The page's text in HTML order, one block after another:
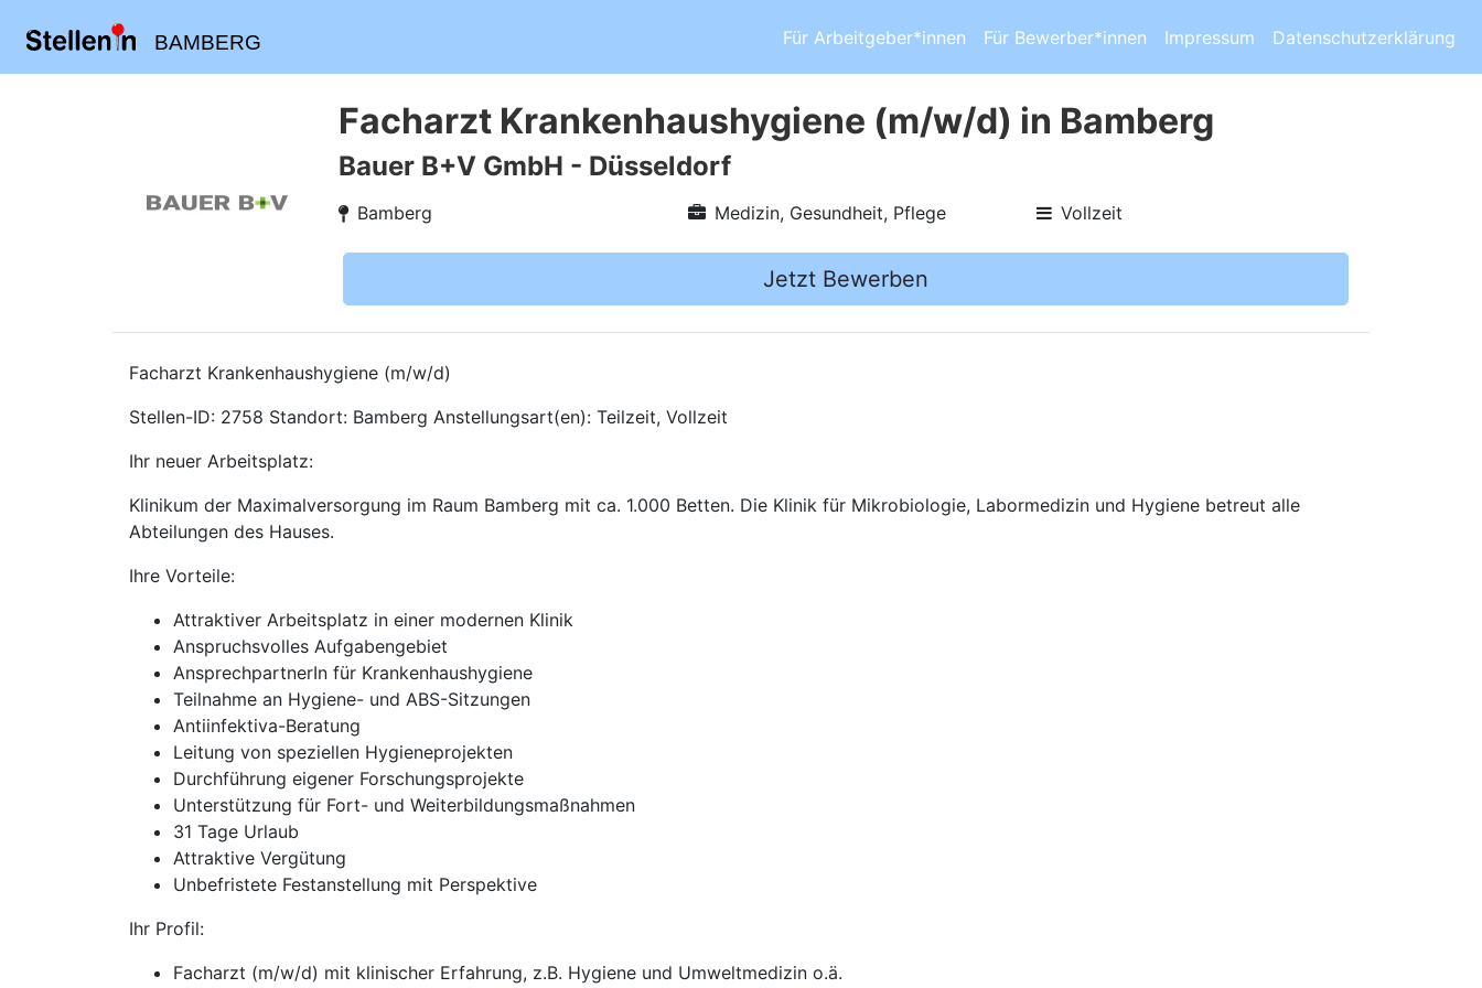
BAMBERG Für Arbeitgeber*innen Für Bewerber*innen Impressum Datenschutzerklärung
Facharzt Krankenhaushygiene (m/w/d) in Bamberg
Bauer B+V GmbH - Düsseldorf
Bamberg Medizin, Gesundheit, Pflege Vollzeit
Jetzt Bewerben
Facharzt Krankenhaushygiene (m/w/d)
Stellen-ID: 2758 Standort: Bamberg Anstellungsart(en): Teilzeit, Vollzeit
Ihr neuer Arbeitsplatz:
Klinikum der Maximalversorgung im Raum Bamberg mit ca. 1.000 Betten. Die Klinik für Mikrobiologie, Labormedizin und Hygiene betreut alle
Abteilungen des Hauses.
Ihre Vorteile:
Attraktiver Arbeitsplatz in einer modernen Klinik
Anspruchsvolles Aufgabengebiet
AnsprechpartnerIn für Krankenhaushygiene
Teilnahme an Hygiene- und ABS-Sitzungen
Antiinfektiva-Beratung
Leitung von speziellen Hygieneprojekten
Durchführung eigener Forschungsprojekte
Unterstützung für Fort- und Weiterbildungsmaßnahmen
31 Tage Urlaub
Attraktive Vergütung
Unbefristete Festanstellung mit Perspektive
Ihr Profil:
Facharzt (m/w/d) mit klinischer Erfahrung, z.B. Hygiene und Umweltmedizin o.ä.